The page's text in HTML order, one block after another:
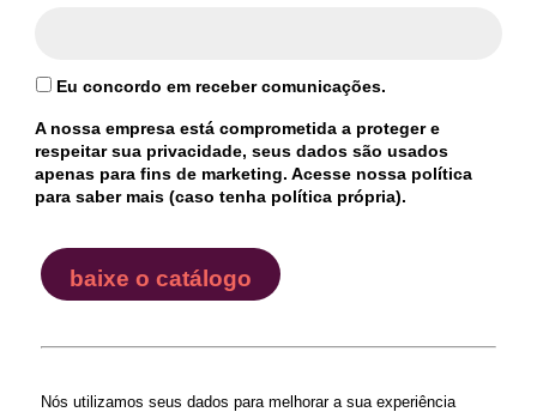
Eu concordo em receber comunicações.
A nossa empresa está comprometida a proteger e
respeitar sua privacidade, seus dados são usados
apenas para fins de marketing. Acesse nossa política
para saber mais (caso tenha política própria).
baixe o catálogo
Nós utilizamos seus dados para melhorar a sua experiência